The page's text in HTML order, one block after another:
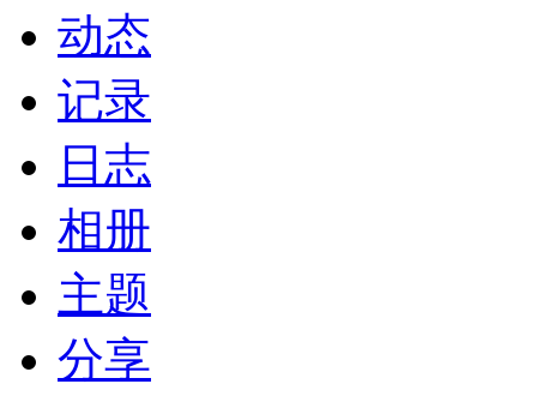
动态
记录
日志
相册
主题
分享